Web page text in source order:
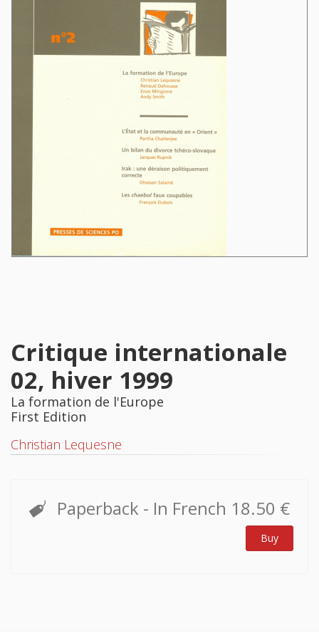
Critique internationale
02, hiver 1999
La formation de l'Europe
First Edition
Christian Lequesne
Paperback - In French 18.50 €
Buy